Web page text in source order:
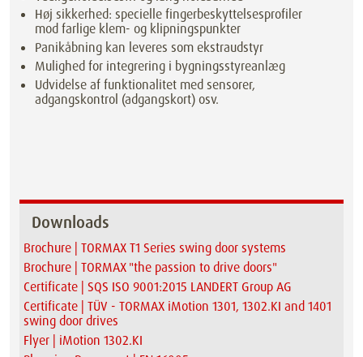
Høj sikkerhed: specielle fingerbeskyttelsesprofiler
mod farlige klem- og klipningspunkter
Panikåbning kan leveres som ekstraudstyr
Mulighed for integrering i bygningsstyreanlæg
Udvidelse af funktionalitet med sensorer,
adgangskontrol (adgangskort) osv.
Downloads
Brochure | TORMAX T1 Series swing door systems
Brochure | TORMAX "the passion to drive doors"
Certificate | SQS ISO 9001:2015 LANDERT Group AG
Certificate | TÜV - TORMAX iMotion 1301, 1302.KI and 1401
swing door drives
Flyer | iMotion 1302.KI